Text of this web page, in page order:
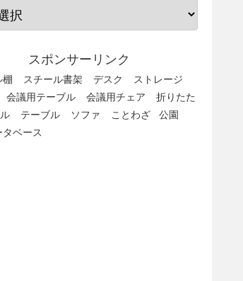
スポンサーリンク
棚 スチール書架 デスク
ストレージ
会議用テーブル 会議用チェア
折りたた
テーブル ソファ ことわざ
公園
ベース